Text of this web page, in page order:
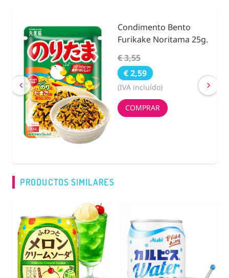
Condimento Bento
Furikake Noritama 25g.
€ 3,55
€ 2,59
(IVA incluído)
COMPRAR
PRODUCTOS SIMILARES